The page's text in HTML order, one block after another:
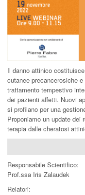
Il danno attinico
cutanee precancerosiche
trattamento tempestivo
dei pazienti affetti. Nuovi
si profilano per una
Proponiamo un update dei
terapia dalle cheratosi
Responsabile Scientifico:
Prof.ssa Iris Zalaudek
Relatori: